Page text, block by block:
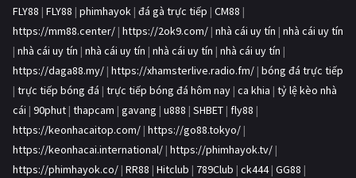
FLY88 | FLY88 | phimhayok | đá gà trực tiếp | CM88 |
https://mm88.center/ | https://2ok9.com/ | nhà cái uy tín | nhà cái uy tín
| nhà cái uy tín | nhà cái uy tín | nhà cái uy tín | nhà cái uy tín |
https://daga88.my/ | https://xhamsterlive.radio.fm/ | bóng đá trực tiếp
| trực tiếp bóng đá | trực tiếp bóng đá hôm nay | ca khia | tỷ lệ kèo nhà
cái | 90phut | thapcam | gavang | u888 | SHBET | fly88 |
https://keonhacaitop.com/ | https://go88.tokyo/ |
https://keonhacai.international/ | https://phimhayok.tv/ |
https://phimhayok.co/ | RR88 | Hitclub | 789Club | ck444| GG88 |